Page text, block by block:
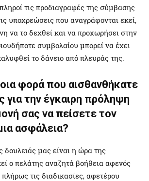
τις προδιαγραφές της σύμβασης
υποχρεώσεις που αναγράφονται εκεί,
να το δεχθεί και να προχωρήσει στην
συμβολαίου μπορεί να έχει
το δάνειο από πλευράς της.
φορά που αισθανθήκατε
για την έγκαιρη πρόληψη
σας να πείσετε τον
ασφάλεια?
δουλειάς μας είναι η ώρα της
ο πελάτης αναζητά βοήθεια αφενός
πλήρως τις διαδικασίες, αφετέρου